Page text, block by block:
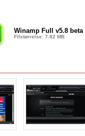
Winamp Full v5.8 beta
Filstørrelse: 7.82 MB